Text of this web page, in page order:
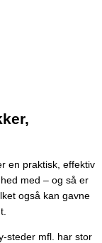
en praktisk, effektiv
med – og så er
også kan gavne
steder mfl. har stor